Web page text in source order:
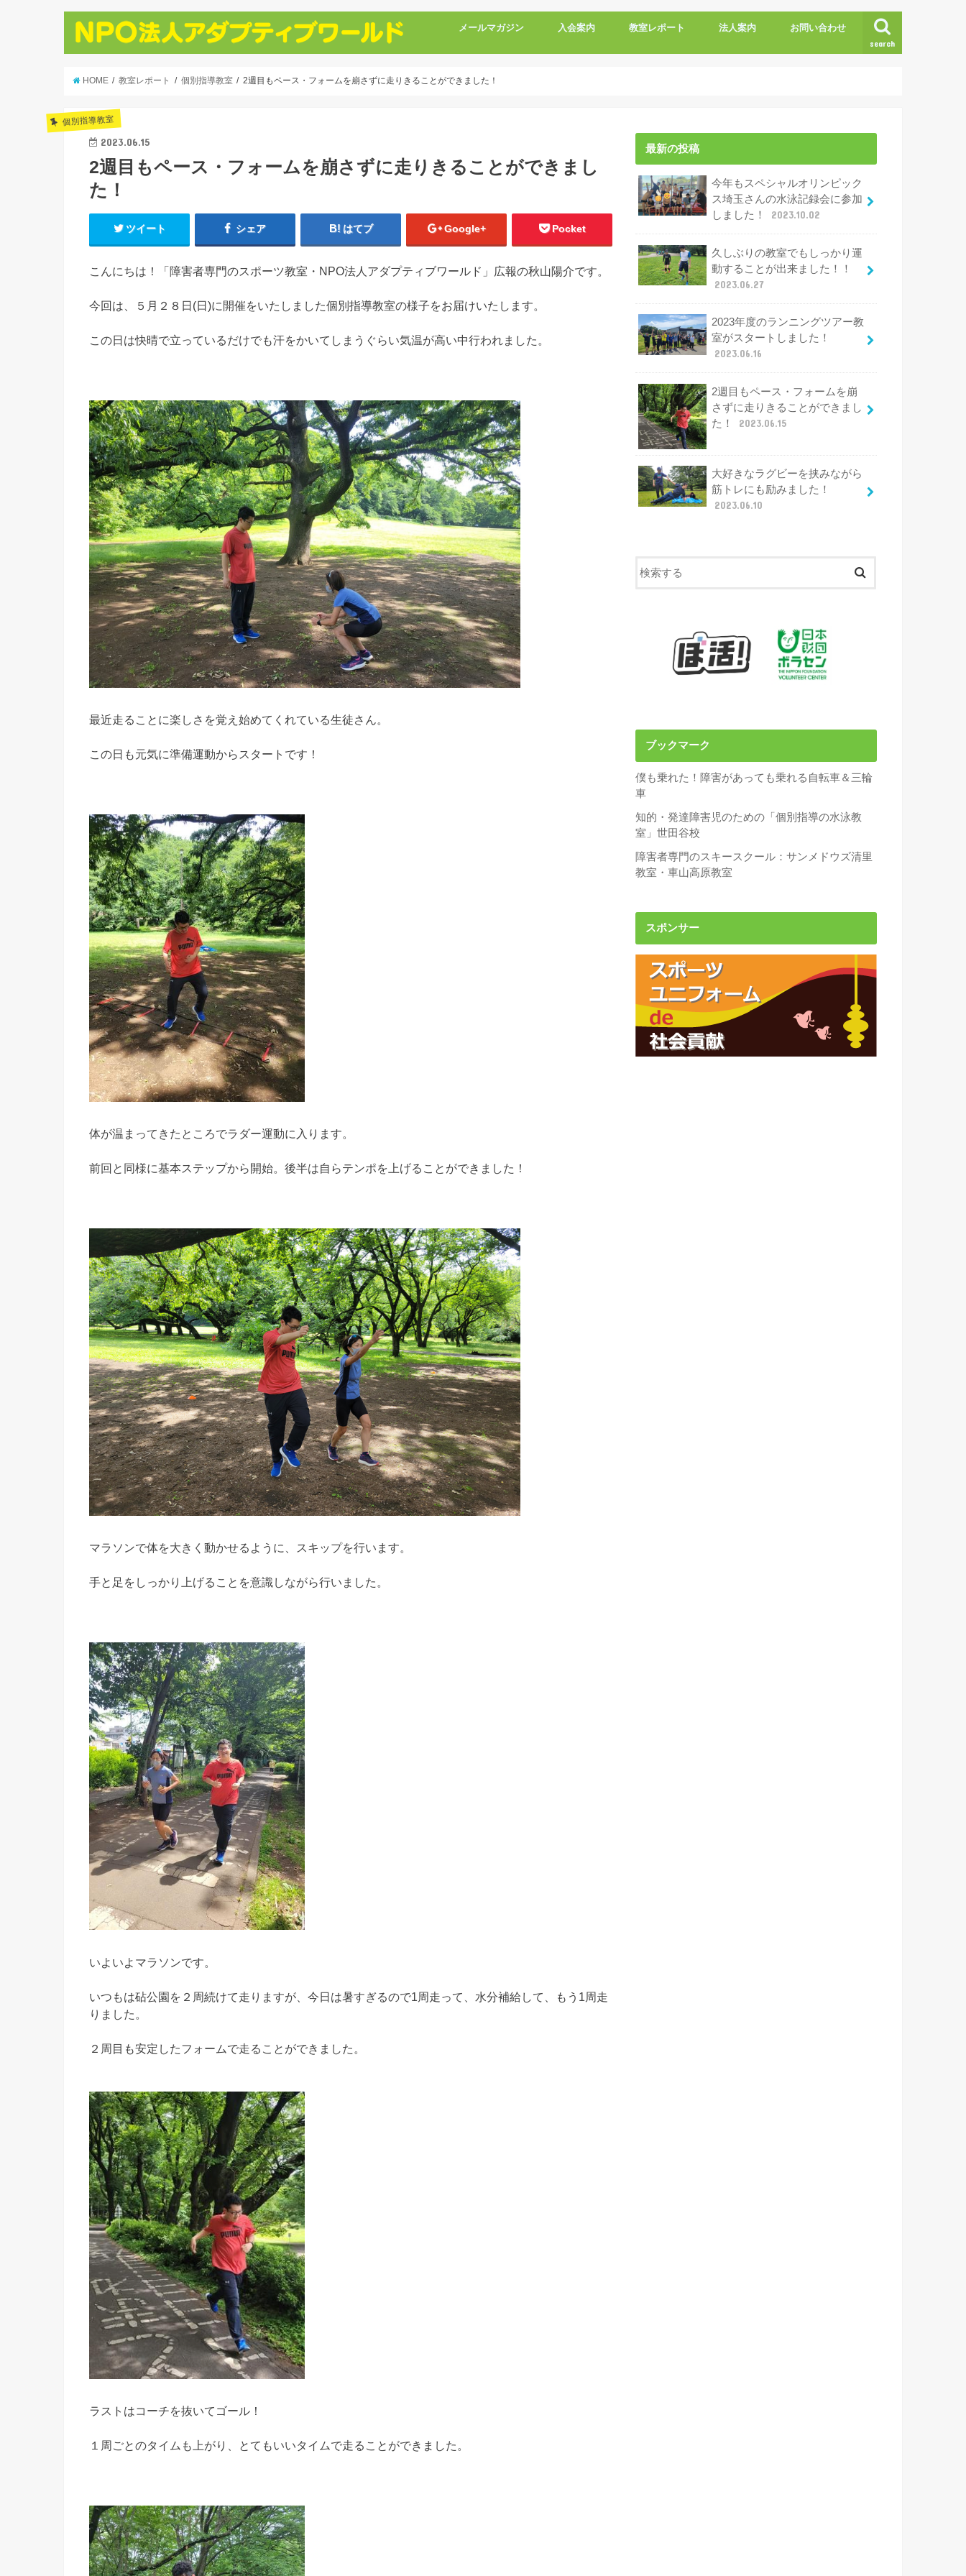
search
メールマガジン 入会案内 教室レポート 法人案内 お問い合わせ
HOME 教室レポート 個別指導教室 2週目もペース・フォームを崩さずに走りきることができました！
個別指導教室
2023.06.15
2週目もペース・フォームを崩さずに走りきることができまし
た！
ツイート シェア はてブ Google+ Pocket
こんにちは！「障害者専門のスポーツ教室・NPO法人アダプティブワールド」広報の秋山陽介です。
今回は、５月２８日(日)に開催をいたしました個別指導教室の様子をお届けいたします。
この日は快晴で立っているだけでも汗をかいてしまうぐらい気温が高い中行われました。
最近走ることに楽しさを覚え始めてくれている生徒さん。
この日も元気に準備運動からスタートです！
体が温まってきたところでラダー運動に入ります。
前回と同様に基本ステップから開始。後半は自らテンポを上げることができました！
マラソンで体を大きく動かせるように、スキップを行います。
手と足をしっかり上げることを意識しながら行いました。
いよいよマラソンです。
いつもは砧公園を２周続けて走りますが、今日は暑すぎるので1周走って、水分補給して、もう1周走
りました。
２周目も安定したフォームで走ることができました。
ラストはコーチを抜いてゴール！
１周ごとのタイムも上がり、とてもいいタイムで走ることができました。
最新の投稿
今年もスペシャルオリンピック
ス埼玉さんの水泳記録会に参加
しました！
2023.10.02
久しぶりの教室でもしっかり運
動することが出来ました！！
2023.06.27
2023年度のランニングツアー教
室がスタートしました！
2023.06.16
2週目もペース・フォームを崩
さずに走りきることができまし
た！
2023.06.15
大好きなラグビーを挟みながら
筋トレにも励みました！
2023.06.10
ブックマーク
僕も乗れた！障害があっても乗れる自転車＆三輪
車
知的・発達障害児のための「個別指導の水泳教
室」世田谷校
障害者専門のスキースクール：サンメドウズ清里
教室・車山高原教室
スポンサー